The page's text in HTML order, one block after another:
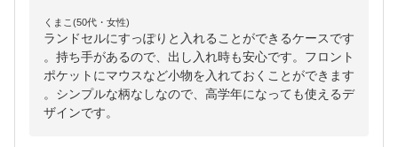
くまこ(50代・女性)
ランドセルにすっぽりと入れることができるケースです
。持ち手があるので、出し入れ時も安心です。フロント
ポケットにマウスなど小物を入れておくことができます
。シンプルな柄なしなので、高学年になっても使えるデ
ザインです。